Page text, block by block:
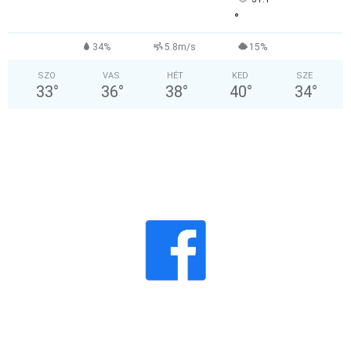
°
34% 5.8m/s 15%
SZO
33°
VAS
36°
HÉT
38°
KED
40°
SZE
34°